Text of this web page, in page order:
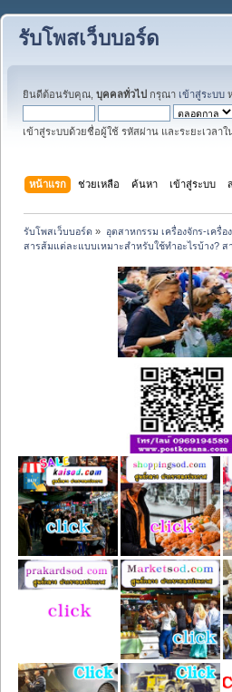
รับโพสเว็บบอร์ด
ยินดีต้อนรับคุณ, บุคคลทั่วไป กรุณา เข้าสู่ระบบ
เข้าสู่ระบบด้วยชื่อผู้ใช้ รหัสผ่าน และระยะเวลา
หน้าแรก ช่วยเหลือ ค้นหา เข้าสู่ระบบ
รับโพสเว็บบอร์ด » อุตสาหกรรม เครื่องจักร-เครื่
สารส้มแต่ละแบบเหมาะสำหรับใช้ทำอะไรบ้าง?